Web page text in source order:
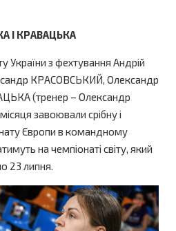
І КРАВАЦЬКА
України з фехтування Андрій
КРАСОВСЬКИЙ, Олександр
(тренер – Олександр
завоювали срібну і
Європи в командному
на чемпіонаті світу, який
23 липня.